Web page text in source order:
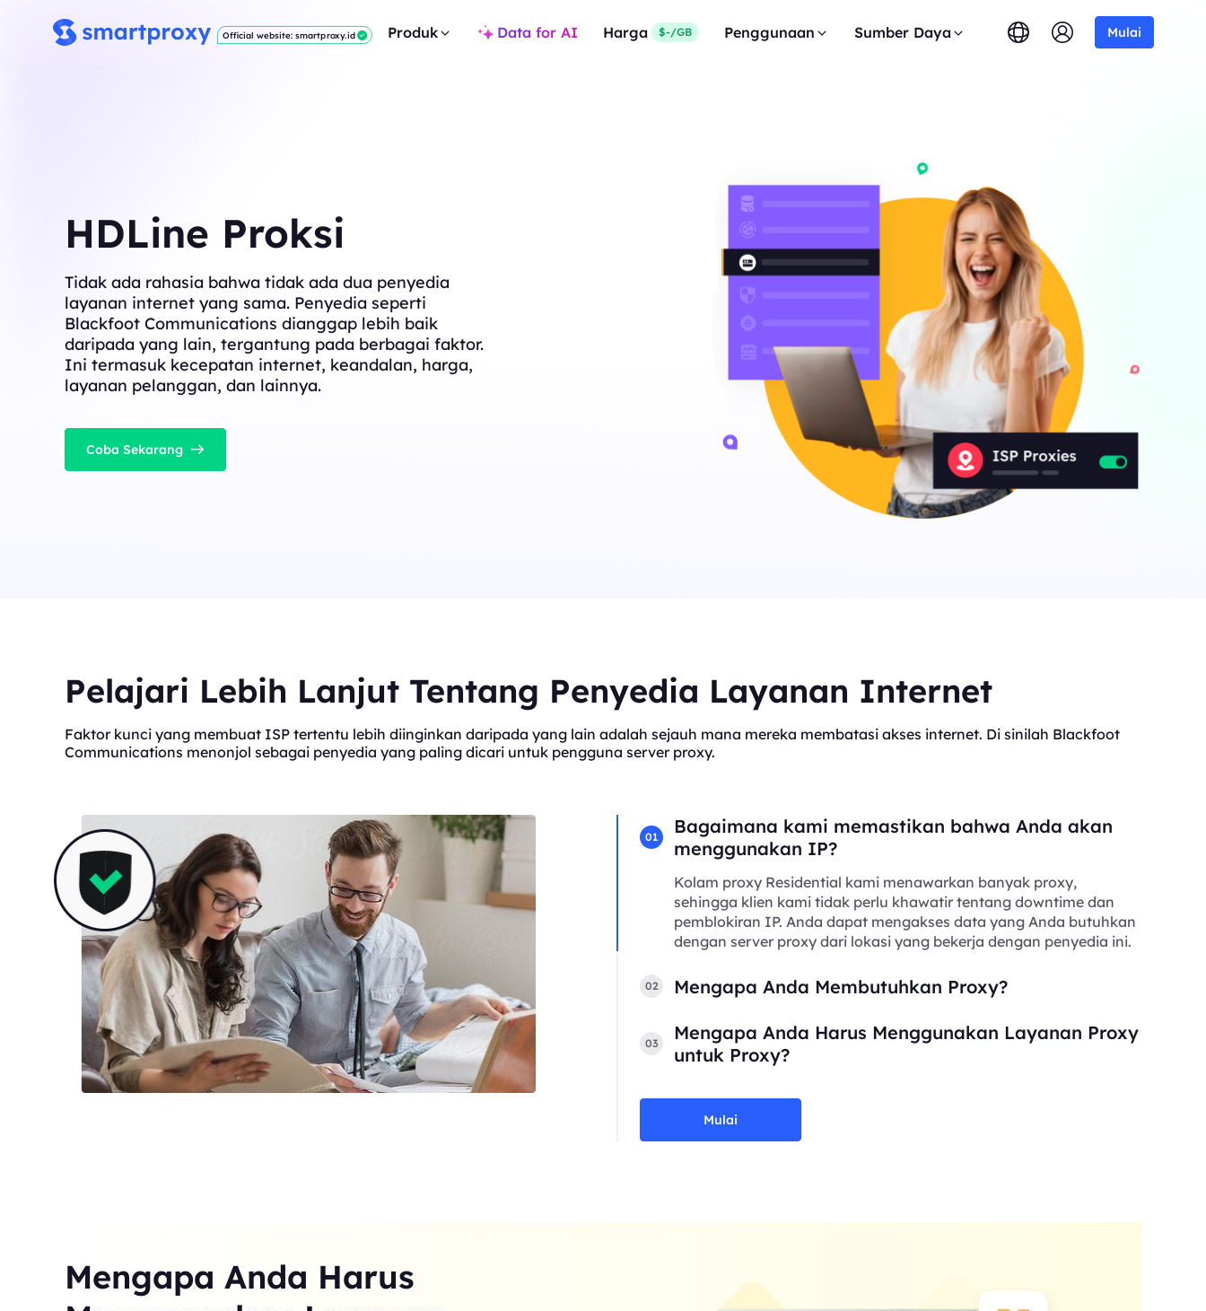
Official website: smartproxy.id Produk Data for AI Harga $-/GB Penggunaan Sumber Daya Mulai
HDLine Proksi
Tidak ada rahasia bahwa tidak ada dua penyedia
layanan internet yang sama. Penyedia seperti
Blackfoot Communications dianggap lebih baik
daripada yang lain, tergantung pada berbagai faktor.
Ini termasuk kecepatan internet, keandalan, harga,
layanan pelanggan, dan lainnya.
Coba Sekarang
Pelajari Lebih Lanjut Tentang Penyedia Layanan Internet
Faktor kunci yang membuat ISP tertentu lebih diinginkan daripada yang lain adalah sejauh mana mereka membatasi akses internet. Di sinilah Blackfoot
Communications menonjol sebagai penyedia yang paling dicari untuk pengguna server proxy.
01
Bagaimana kami memastikan bahwa Anda akan
menggunakan IP?
Kolam proxy Residential kami menawarkan banyak proxy,
sehingga klien kami tidak perlu khawatir tentang downtime dan
pemblokiran IP. Anda dapat mengakses data yang Anda butuhkan
dengan server proxy dari lokasi yang bekerja dengan penyedia ini.
02 Mengapa Anda Membutuhkan Proxy?
03
Mengapa Anda Harus Menggunakan Layanan Proxy
untuk Proxy?
Mulai
Mengapa Anda Harus